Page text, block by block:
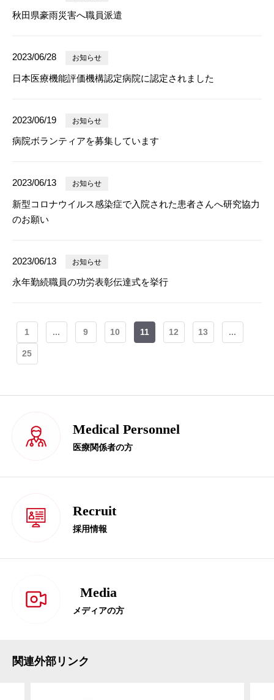
秋田県豪雨災害へ職員派遣
2023/06/28 お知らせ
日本医療機能評価機構認定病院に認定されました
2023/06/19 お知らせ
病院ボランティアを募集しています
2023/06/13 お知らせ
新型コロナウイルス感染症で入院された患者さんへ研究協力
のお願い
2023/06/13 お知らせ
永年勤続職員の功労表彰伝達式を挙行
1 ... 9 10 11 12 13 ...
25
Medical Personnel
医療関係者の方
Recruit
採用情報
Media
メディアの方
関連外部リンク